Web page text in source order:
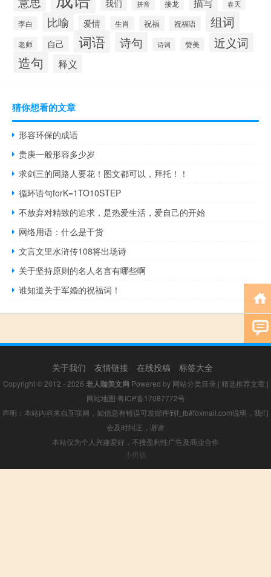
我们 拼音 接龙 春天
李白 比喻 爱情 生肖 祝福 祝福语 组词
老师 自己 词语 诗句 诗词 赞美 近义词
造句 释义
猜你想看的文章
形容环保的成语
贵庚一般形容多少岁
求剑三的同路人要花！图文都可以，拜托！！
循环语句forK=1TO10STEP
不放弃对精致的追求，是热爱生活，爱自己的开始
网络用语：什么是干货
文言文里水浒传108将出场诗
关于坚持原则的名人名言有哪些啊
谁知道关于军婚的祝福词！
关于我们 友情链接 在线投稿 标签大全
Copyright © 2012 - 2026 老人咖美文网 Powered by 网站分类目录 | 精选推荐文章 |
网站地图 粤ICP备17087772号
声明：本站内容来自互联网，如信息有错误可发邮件到f_fb#foxmail.com说明，我们
会及时纠正，谢谢
本站仅为个人兴趣爱好，不接盈利性广告及商业合作
小男孩